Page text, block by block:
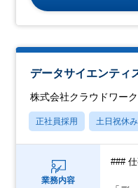
データサイエンティ
株式会社クラウドワー
正社員採用 土日祝休み
業務内容
###